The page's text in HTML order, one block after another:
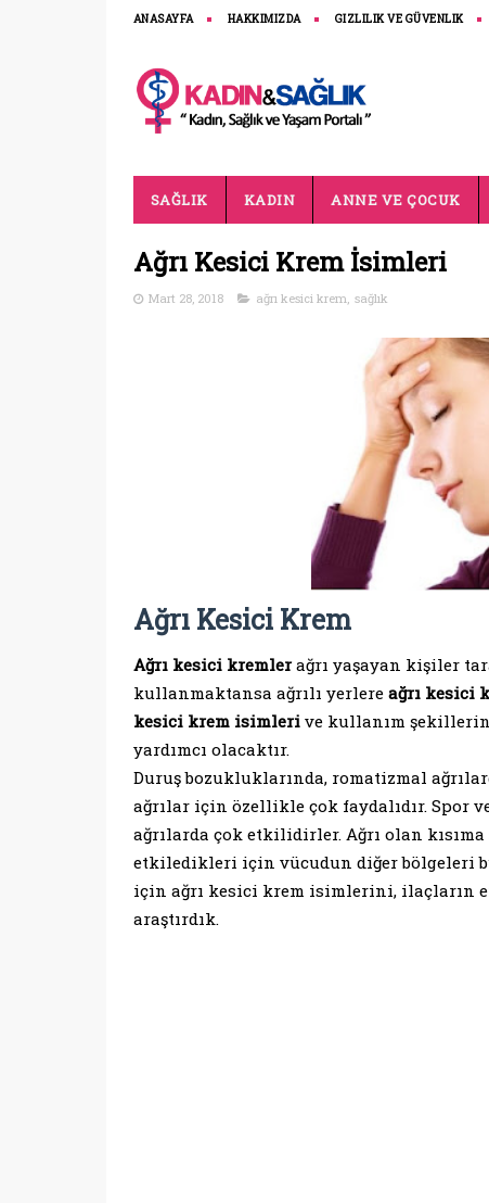
ANASAYFA HAKKIMIZDA GIZLILIK VE GÜVENLIK
SAĞLIK KADIN ANNE VE ÇOCUK
Ağrı Kesici Krem İsimleri
Mart 28, 2018 ağrı kesici krem, sağlık
Ağrı Kesici Krem
Ağrı kesici kremlerağrı yaşayan kişiler
kullanmaktansa ağrılı yerlere ağrı kesici
kesici krem isimlerive kullanım
yardımcı olacaktır.
Duruş bozukluklarında, romatizmal
ağrılar için özellikle çok faydalıdır. Spor
ağrılarda çok etkilidirler. Ağrı olan
etkiledikleri için vücudun diğer bölgeleri
için ağrı kesici krem isimlerini, ilaçların
araştırdık.